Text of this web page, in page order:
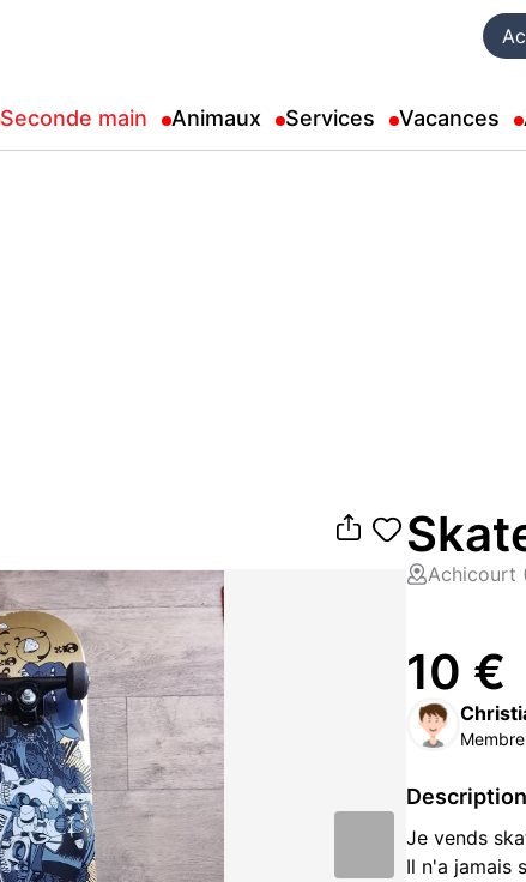
Seconde main Animaux Services Vacances
Achicourt
10 €
Je vends
Il n'a jamais